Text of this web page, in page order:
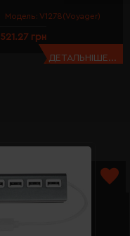
Модель: V1278(Voyager)
521.27 грн
ДЕТАЛЬНІШЕ...